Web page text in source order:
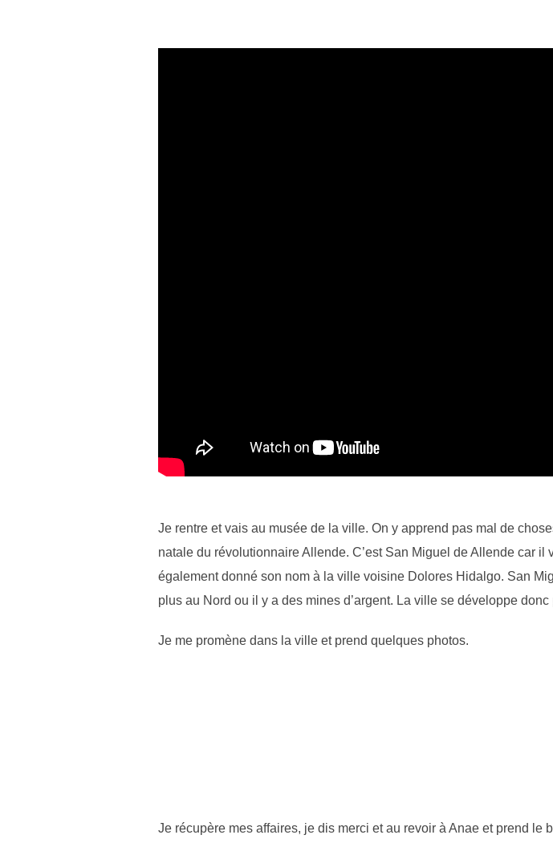
Je rentre et vais au musée de la ville. On y apprend pas mal de
natale du révolutionnaire Allende. C’est San Miguel de Allende car il
également donné son nom à la ville voisine Dolores Hidalgo. San
plus au Nord ou il y a des mines d’argent. La ville se développe donc
Je me promène dans la ville et prend quelques photos.
Je récupère mes affaires, je dis merci et au revoir à Anae et prend le